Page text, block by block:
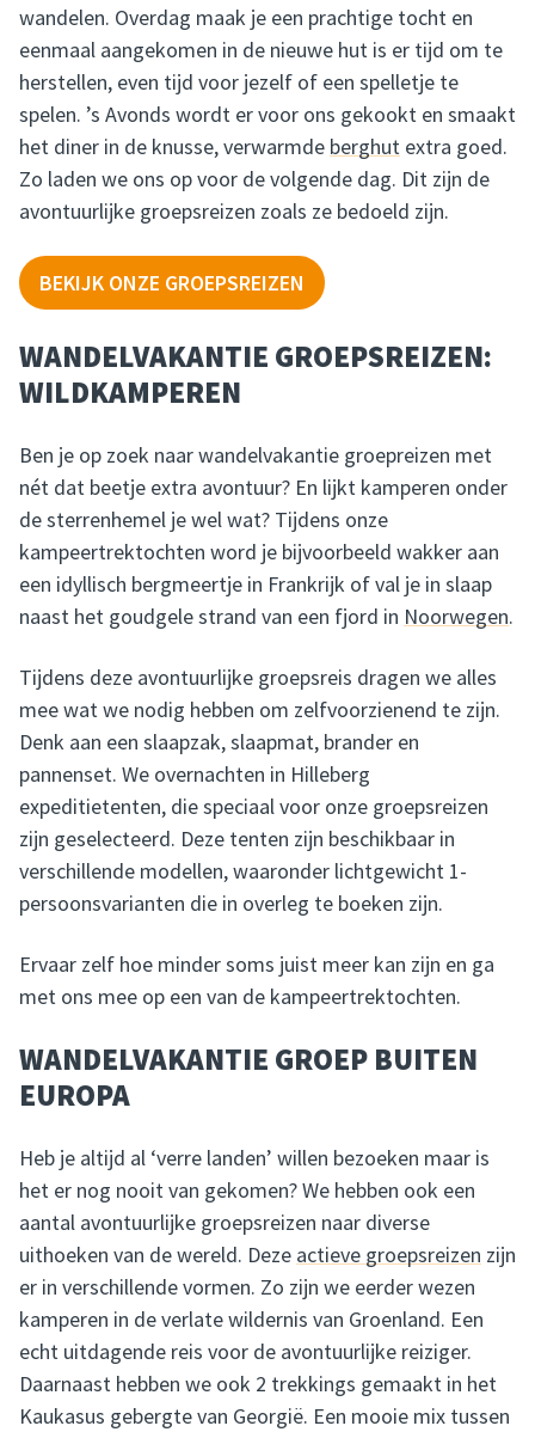
wandelen. Overdag maak je een prachtige tocht en
eenmaal aangekomen in de nieuwe hut is er tijd om te
herstellen, even tijd voor jezelf of een spelletje te
spelen. ’s Avonds wordt er voor ons gekookt en smaakt
het diner in de knusse, verwarmde berghut extra goed.
Zo laden we ons op voor de volgende dag. Dit zijn de
avontuurlijke groepsreizen zoals ze bedoeld zijn.
BEKIJK ONZE GROEPSREIZEN
WANDELVAKANTIE GROEPSREIZEN:
WILDKAMPEREN
Ben je op zoek naar wandelvakantie groepreizen met
nét dat beetje extra avontuur? En lijkt kamperen onder
de sterrenhemel je wel wat? Tijdens onze
kampeertrektochten word je bijvoorbeeld wakker aan
een idyllisch bergmeertje in Frankrijk of val je in slaap
naast het goudgele strand van een fjord in Noorwegen.
Tijdens deze avontuurlijke groepsreis dragen we alles
mee wat we nodig hebben om zelfvoorzienend te zijn.
Denk aan een slaapzak, slaapmat, brander en
pannenset. We overnachten in Hilleberg
expeditietenten, die speciaal voor onze groepsreizen
zijn geselecteerd. Deze tenten zijn beschikbaar in
verschillende modellen, waaronder lichtgewicht 1-
persoonsvarianten die in overleg te boeken zijn.
Ervaar zelf hoe minder soms juist meer kan zijn en ga
met ons mee op een van de kampeertrektochten.
WANDELVAKANTIE GROEP BUITEN
EUROPA
Heb je altijd al ‘verre landen’ willen bezoeken maar is
het er nog nooit van gekomen? We hebben ook een
aantal avontuurlijke groepsreizen naar diverse
uithoeken van de wereld. Deze actieve groepsreizen zijn
er in verschillende vormen. Zo zijn we eerder wezen
kamperen in de verlate wildernis van Groenland. Een
echt uitdagende reis voor de avontuurlijke reiziger.
Daarnaast hebben we ook 2 trekkings gemaakt in het
Kaukasus gebergte van Georgië. Een mooie mix tussen